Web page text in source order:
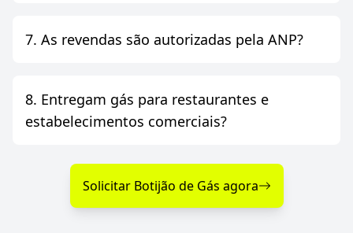
7. As revendas são autorizadas pela ANP?
8. Entregam gás para restaurantes e
estabelecimentos comerciais?
Solicitar Botijão de Gás agora